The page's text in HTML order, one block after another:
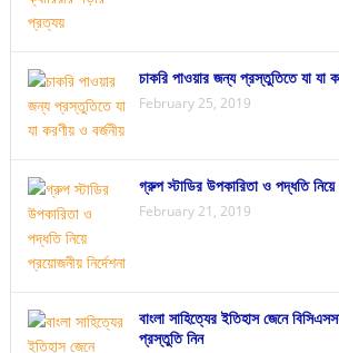
চাকরি পাওয়ার জন্য প্রস্তুতিতে যা যা
February 25, 2019
গ্রুপ স্টাডির উপকারিতা ও পদ্ধতি নিয়ে
February 21, 2019
বাংলা সাহিত্যের ইতিহাস জেনে
প্রস্তুতি নিন